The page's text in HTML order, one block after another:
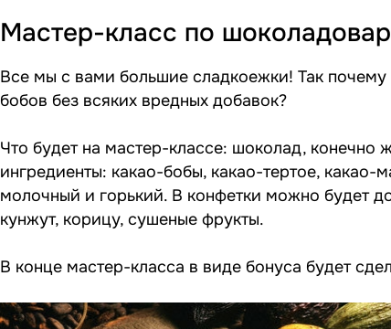
Мастер-класс по
Все мы с вами большие сладкоежки! Так
бобов без всяких вредных добавок?
Что будет на мастер-классе: шоколад, конечно
ингредиенты: какао-бобы, какао-тертое,
молочный и горький. В конфетки можно будет
кунжут, корицу, сушеные фрукты.
В конце мастер-класса в виде бонуса будет